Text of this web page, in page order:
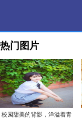
热门图片
校园甜美的背影，洋溢着青